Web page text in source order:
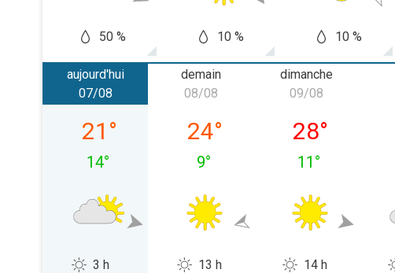
50 % 10 % 10 %
aujourd'hui
vendredi 07/08
07/08
21 °
14°
3 h
demain
samedi 08/08
08/08
24°
9°
13 h
dimanche
dimanche 09/08
09/08
28°
11 °
14 h